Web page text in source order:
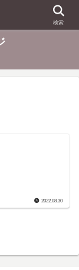
2022.08.30
検索